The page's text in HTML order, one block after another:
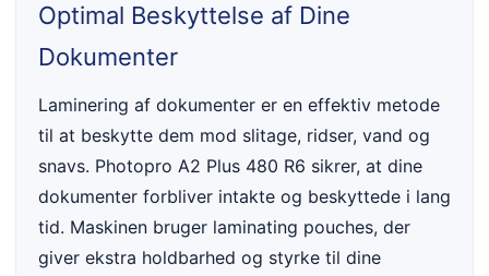
Optimal Beskyttelse af Dine
Dokumenter
Laminering af dokumenter er en effektiv metode
til at beskytte dem mod slitage, ridser, vand og
snavs. Photopro A2 Plus 480 R6 sikrer, at dine
dokumenter forbliver intakte og beskyttede i lang
tid. Maskinen bruger laminating pouches, der
giver ekstra holdbarhed og styrke til dine